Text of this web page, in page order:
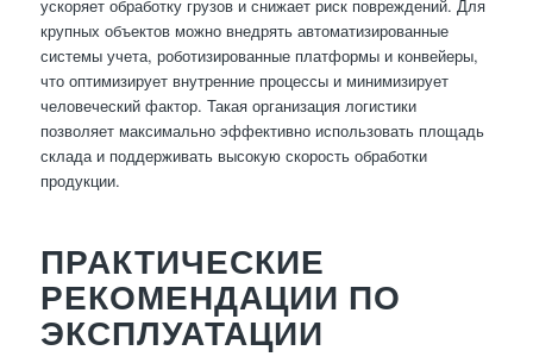
ускоряет обработку грузов и снижает риск повреждений. Для
крупных объектов можно внедрять автоматизированные
системы учета, роботизированные платформы и конвейеры,
что оптимизирует внутренние процессы и минимизирует
человеческий фактор. Такая организация логистики
позволяет максимально эффективно использовать площадь
склада и поддерживать высокую скорость обработки
продукции.
ПРАКТИЧЕСКИЕ
РЕКОМЕНДАЦИИ ПО
ЭКСПЛУАТАЦИИ